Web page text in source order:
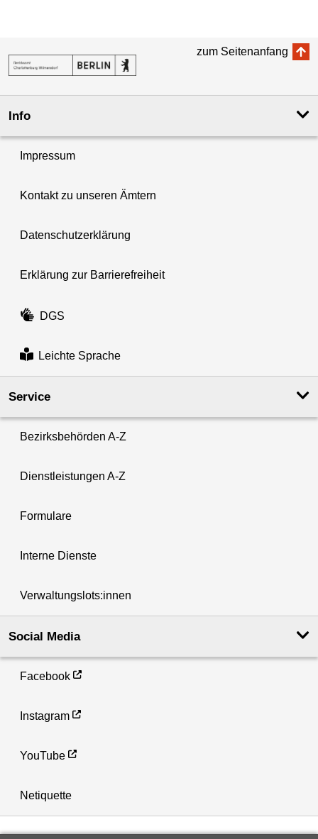
zum Seitenanfang
Info
Impressum
Kontakt zu unseren Ämtern
Datenschutzerklärung
Erklärung zur Barrierefreiheit
DGS
Leichte Sprache
Service
Bezirksbehörden A-Z
Dienstleistungen A-Z
Formulare
Interne Dienste
Verwaltungslots:innen
Social Media
Facebook
Instagram
YouTube
Netiquette